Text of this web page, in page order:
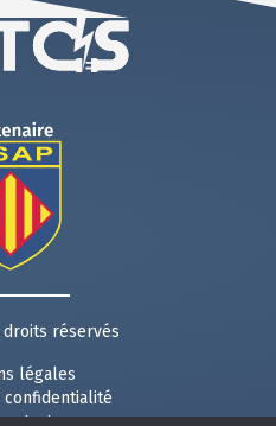
droits réservés
légales
confidentialité